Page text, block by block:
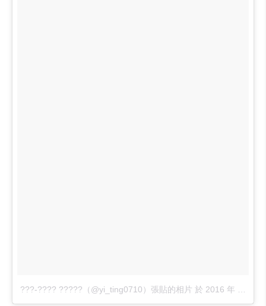
???-???? ?????（@yi_ting0710）張貼的相片 於 2016 年 9月 月 28 7:05上午 PDT